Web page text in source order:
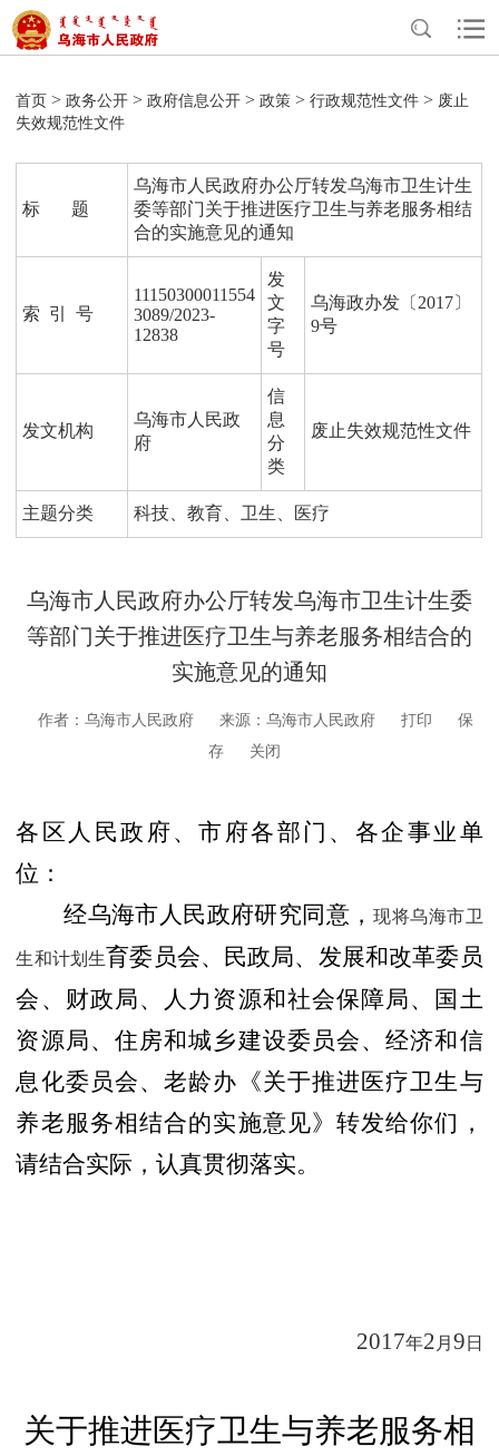
首页 >政务公开 >政府信息公开 >政策 >行政规范性文件 > 废止
失效规范性文件
标 题
乌海市人民政府办公厅转发乌海市卫生计生
委等部门关于推进医疗卫生与养老服务相结
合的实施意见的通知
索 引 号
11150300011554
3089/2023-
12838
发
文
字
号
乌海政办发〔2017〕
9号
发文机构
乌海市人民政
府
信
息
分
类
废止失效规范性文件
主题分类 科技、教育、卫生、医疗
乌海市人民政府办公厅转发乌海市卫生计生委
等部门关于推进医疗卫生与养老服务相结合的
实施意见的通知
作者：乌海市人民政府 来源：乌海市人民政府 打印
保
存
关闭
各区人民政府、市府各部门、各企事业单
位：
经乌海市人民政府研究同意，现将乌海市卫
生和计划生育委员会、民政局、发展和改革委员
会、财政局、人力资源和社会保障局、国土
资源局、住房和城乡建设委员会、经济和信
息化委员会、老龄办《关于推进医疗卫生与
养老服务相结合的实施意见》转发给你们，
请结合实际，认真贯彻落实。
2017年2 月 9 日
关于推进医疗卫生与养老服务相